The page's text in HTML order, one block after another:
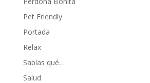
Pet Friendly
Portada
Relax
Sabías qué…
Salud